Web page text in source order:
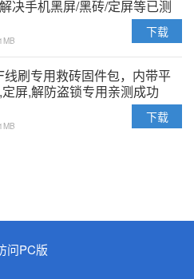
决手机黑屏/黑砖/定屏等已测
下载
刷专用救砖固件包，内带平
屏,解防盗锁专用亲测成功
下载
问PC版